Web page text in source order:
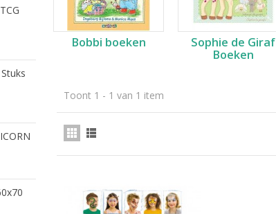
Rietjes papier 40st in tube
€ 1,99
€ 29,99
HG vlekkenspray extra sterk/
HG Vlekkenspray / voor vlek
verwijdering en...
Bobbi boeken
Sophie de Giraf
Boeken
Toont 1 - 1 van 1 item